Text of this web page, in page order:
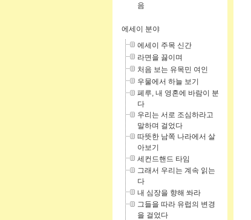
음
에세이 분야
에세이 주목 신간
라면을 끓이며
처음 보는 유목민 여인
우물에서 하늘 보기
페루, 내 영혼에 바람이 분
다
우리는 서로 조심하라고
말하며 걸었다
따뜻한 남쪽 나라에서 살
아보기
세컨드핸드 타임
그래서 우리는 계속 읽는
다
내 심장을 향해 쏴라
그들을 따라 유럽의 변경
을 걸었다